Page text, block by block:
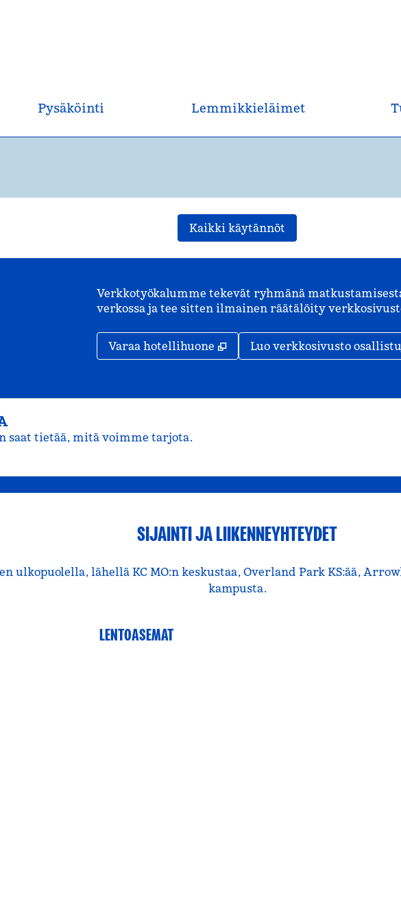
Pysäköinti Lemmikkieläimet
Kaikki käytännöt
Verkkotyökalumme tekevät ryhmänä
verkossa ja tee sitten ilmainen räätälöity
Varaa hotellihuone , Avaa uuden välilehden
Luo verkkosivusto
saat tietää, mitä voimme tarjota.
SIJAINTI JA LIIKENNEYHTEYDET
ulkopuolella, lähellä KC MO:n keskustaa, Overland Park KS:ää,
kampusta.
LENTOASEMAT